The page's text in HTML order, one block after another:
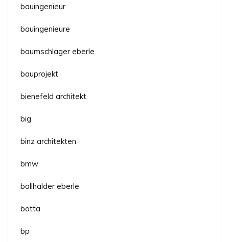
bauingenieur
bauingenieure
baumschlager eberle
bauprojekt
bienefeld architekt
big
binz architekten
bmw
bollhalder eberle
botta
bp